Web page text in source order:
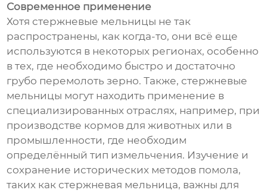
Современное применение
Хотя стержневые мельницы не так
распространены, как когда-то, они всё еще
используются в некоторых регионах, особенно
в тех, где необходимо быстро и достаточно
грубо перемолоть зерно. Также, стержневые
мельницы могут находить применение в
специализированных отраслях, например, при
производстве кормов для животных или в
промышленности, где необходим
определённый тип измельчения. Изучение и
сохранение исторических методов помола,
таких как стержневая мельница, важны для